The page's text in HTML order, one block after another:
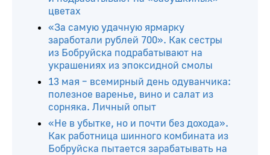
цветах
«За самую удачную ярмарку
заработали рублей 700». Как сестры
из Бобруйска подрабатывают на
украшениях из эпоксидной смолы
13 мая – всемирный день одуванчика:
полезное варенье, вино и салат из
сорняка. Личный опыт
«Не в убытке, но и почти без дохода».
Как работница шинного комбината из
Бобруйска пытается зарабатывать на